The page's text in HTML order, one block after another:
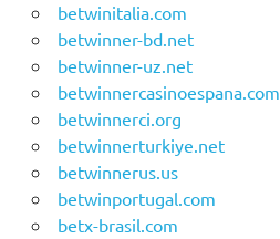
betwinitalia.com
betwinner-bd.net
betwinner-uz.net
betwinnercasinoespana.com
betwinnerci.org
betwinnerturkiye.net
betwinnerus.us
betwinportugal.com
betx-brasil.com